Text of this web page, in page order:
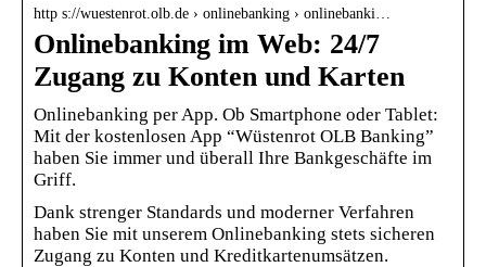
http s://wuestenrot.olb.de › onlinebanking › onlinebanki…
Onlinebanking im Web: 24/7
Zugang zu Konten und Karten
Onlinebanking per App. Ob Smartphone oder Tablet:
Mit der kostenlosen App “Wüstenrot OLB Banking”
haben Sie immer und überall Ihre Bankgeschäfte im
Griff.
Dank strenger Standards und moderner Verfahren
haben Sie mit unserem Onlinebanking stets sicheren
Zugang zu Konten und Kreditkartenumsätzen.